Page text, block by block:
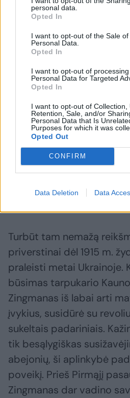
personal data.
Opted In
I want to opt-out of the Sale of
Personal Data.
Opted In
I want to opt-out of
Personal Data for Targeted
Opted In
I want to opt-out of Collection,
Retention, Sale, and/or
Personal Data that Is
Purposes for which it was
Opted Out
CONFIRM
Data Deletion Data
Simferopolyje. Vienur
„kaulų čiulpų uždegimo“,
„plaučių liga“. Veikiausiai
Tatruose, Kulautuvoje,
gyveno Kryme. Rašė netgi
pavadinimais „Sanatorija
„Kulautuvos miškai“,
nepavyko.
Kaip manote, kuo K.
produktyviausių jidiš
Turbūt tam nemažą
priverstinai dėl 1915 m.
praleisti metai Ukrainoje.
būsimas tarpukario
Zingmanas iš labai arti
įvykius, susidūrė su
sukeltais padariniais.
tik besąlygiškas
abejonių, ši aplinkybė
poveikį. Prieš Pirmąjį
Zingmanas dar vadino